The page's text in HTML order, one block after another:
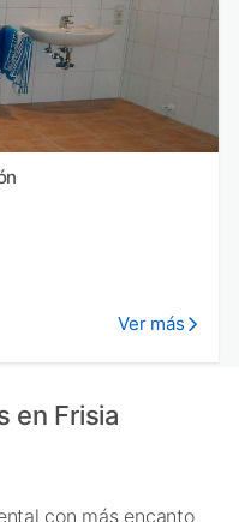
Ver más
en Frisia
con más encanto